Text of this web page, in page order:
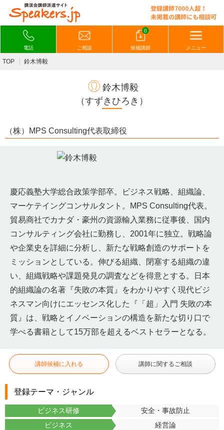
電話 ご相談
0
候補講師 メニュー
TOP 鈴木博毅
鈴木博毅
（すずきひろき）
（株）MPS Consulting代表取締役
慶応義塾大学総合政策学部卒。ビジネス戦略、組織論、
マーケテイングコンサルタント。MPS Consulting代表。
貿易商社でカナダ・豪州の資源輸入業務に従事後、国内
コンサルティング会社に勤務し、2001年に独立。戦略論
や企業史を詳細に分析し、新たな戦略創造のサポートを
ミッションとしている。伸びる組織、閉塞する組織の違
い、組織戦略や課題発見の調査などを得意とする。日本
的組織論の名著『失敗の本質』をわかりやすく現代ビジ
ネスマン向けにエッセンス化した『「超」入門 失敗の本
質』は、戦略とイノベーションの構造を新たな切り口で
学べる書籍として15万部を超えるベストセラーとなる。
講師候補に入れる 講師に関するご相談
登録テーマ・ジャンル
ビジネス研修
安全・事故防止
ビジネス
経営論